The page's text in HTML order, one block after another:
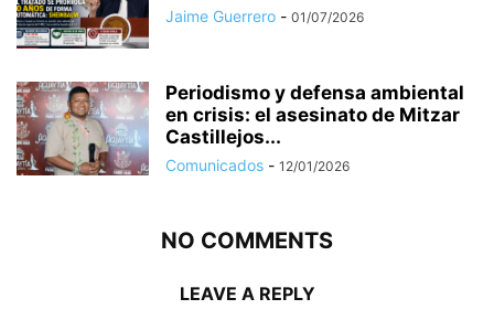
Jaime Guerrero - 01/07/2026
Periodismo y defensa ambiental
en crisis: el asesinato de Mitzar
Castillejos...
Comunicados - 12/01/2026
NO COMMENTS
LEAVE A REPLY